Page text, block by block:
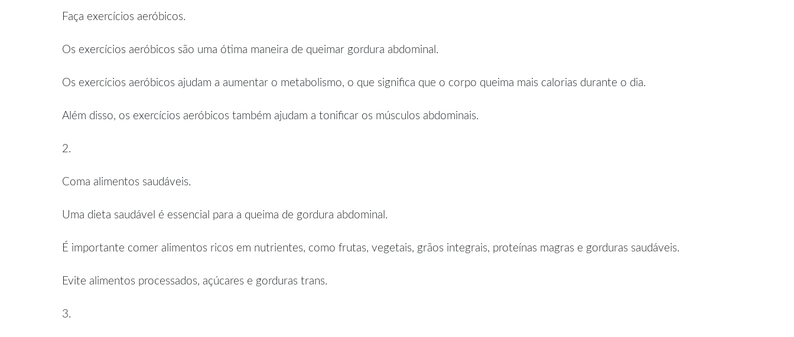
Faça exercícios aeróbicos.
Os exercícios aeróbicos são uma ótima maneira de queimar gordura abdominal.
Os exercícios aeróbicos ajudam a aumentar o metabolismo, o que significa que o corpo queima mais calorias durante o dia.
Além disso, os exercícios aeróbicos também ajudam a tonificar os músculos abdominais.
2.
Coma alimentos saudáveis.
Uma dieta saudável é essencial para a queima de gordura abdominal.
É importante comer alimentos ricos em nutrientes, como frutas, vegetais, grãos integrais, proteínas magras e gorduras saudáveis.
Evite alimentos processados, açúcares e gorduras trans.
3.